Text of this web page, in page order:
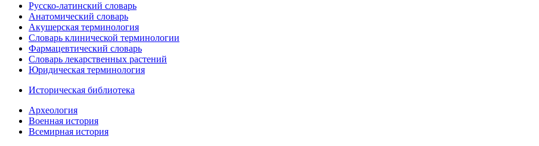
Русско-латинский словарь
Анатомический словарь
Акушерская терминология
Словарь клинической терминологии
Фармацевтический словарь
Словарь лекарственных растений
Юридическая терминология
Историческая библиотека
Археология
Военная история
Всемирная история